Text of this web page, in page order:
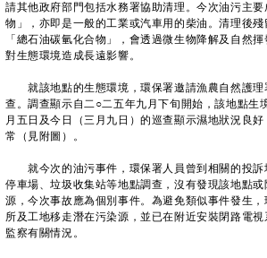
請其他政府部門包括水務署協助清理。今次油污主
物」，亦即是一般的工業或汽車用的柴油。清理後
「總石油碳氫化合物」，會透過微生物降解及自然
對生態環境造成長遠影響。
就該地點的生態環境，環保署邀請漁農自然護理
查。調查顯示自二○二五年九月下旬開始，該地點生
月五日及今日（三月九日）的巡查顯示濕地狀況良
常（見附圖）。
就今次的油污事件，環保署人員曾到相關的投訴
停車場、垃圾收集站等地點調查，沒有發現該地點
源，今次事故應為個別事件。為避免類似事件發生
所及工地移走潛在污染源，並已在附近安裝閉路電
監察有關情況。